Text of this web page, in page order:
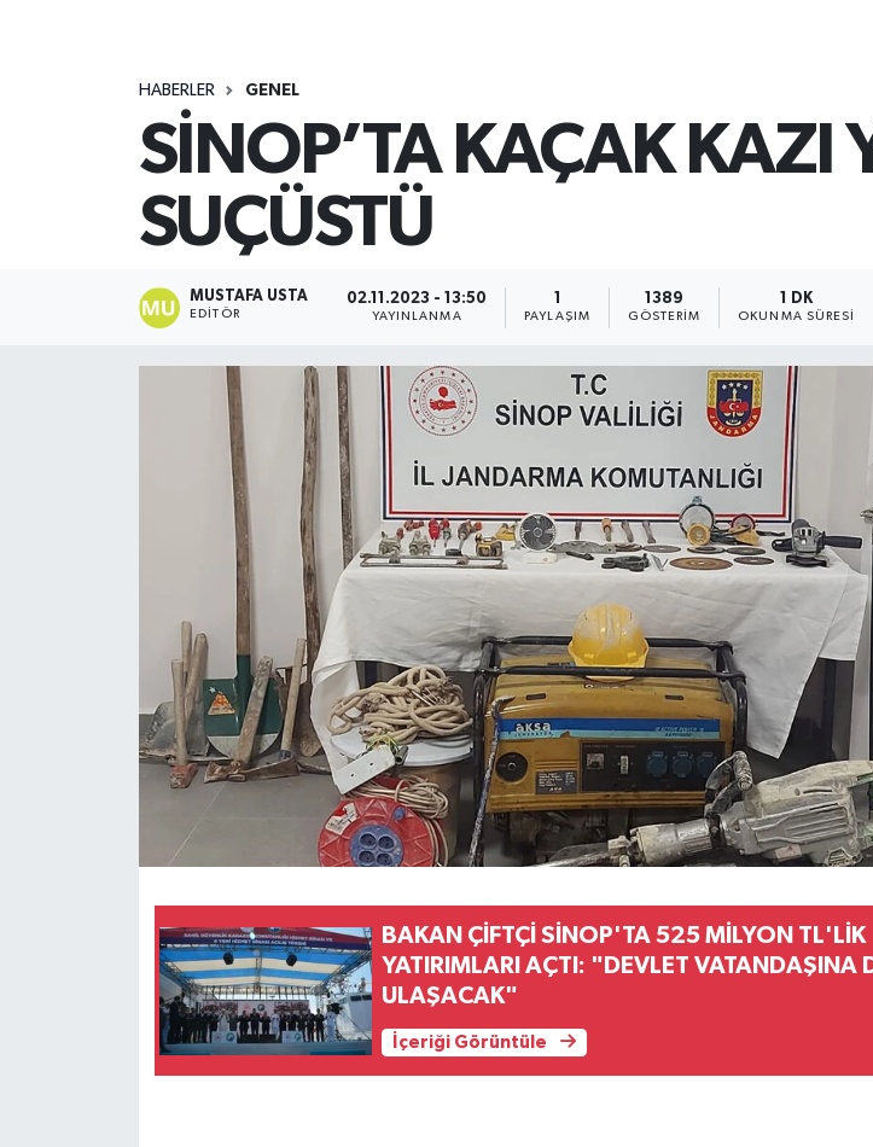
HABERLER GENEL
SİNOP’TA KAÇAK KAZI
SUÇÜSTÜ
MUSTAFA USTA
EDITÖR
02.11.2023 - 13:50
YAYINLANMA
1
PAYLAŞIM
1389
GÖSTERIM
1 DK
OKUNMA SÜRESI
BAKAN ÇİFTÇİ SİNOP'TA 525 MİLYON TL'LİK
YATIRIMLARI AÇTI: "DEVLET VATANDAŞINA
ULAŞACAK"
İçeriği Görüntüle